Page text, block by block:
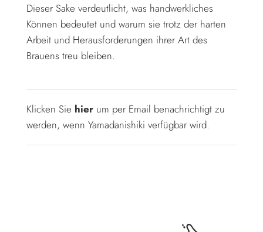
Dieser Sake verdeutlicht, was handwerkliches
Können bedeutet und warum sie trotz der harten
Arbeit und Herausforderungen ihrer Art des
Brauens treu bleiben.
Klicken Sie hier um per Email benachrichtigt zu
werden, wenn Yamadanishiki verfügbar wird.